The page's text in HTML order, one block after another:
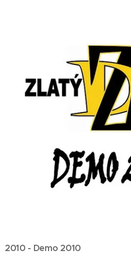
2010 - Demo 2010